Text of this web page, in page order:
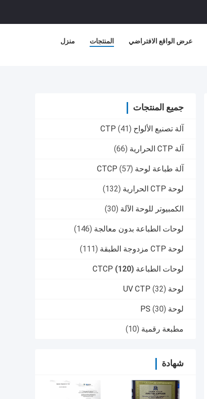
منزل المنتجات عرض الواقع الافتراضي
جميع المنتجات
آلة تصنيع الألواح CTP (41)
آلة CTP الحرارية (66)
آلة طباعة لوحة CTCP (57)
لوحة CTP الحرارية (132)
الكمبيوتر للوحة الآلة (30)
لوحات الطباعة بدون معالجة (146)
لوحة CTP مزدوجة الطبقة (111)
لوحات الطباعة CTCP (120)
لوحة UV CTP (32)
لوحة PS (30)
مطبعة رقمية (10)
شهادة